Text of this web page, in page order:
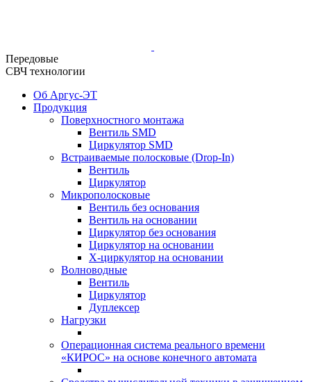
Передовые
СВЧ технологии
Об Аргус-ЭТ
Продукция
Поверхностного монтажа
Вентиль SMD
Циркулятор SMD
Встраиваемые полосковые (Drop-In)
Вентиль
Циркулятор
Микрополосковые
Вентиль без основания
Вентиль на основании
Циркулятор без основания
Циркулятор на основании
Х-циркулятор на основании
Волноводные
Вентиль
Циркулятор
Дуплексер
Нагрузки
Операционная система реального времени
«КИРОС» на основе конечного автомата